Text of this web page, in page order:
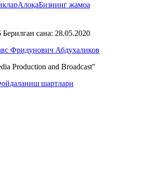
АлоқаБизнинг жамоа
сана: 28.05.2020
Фридунович Абдухаликов
Production and Broadcast"
шартлари